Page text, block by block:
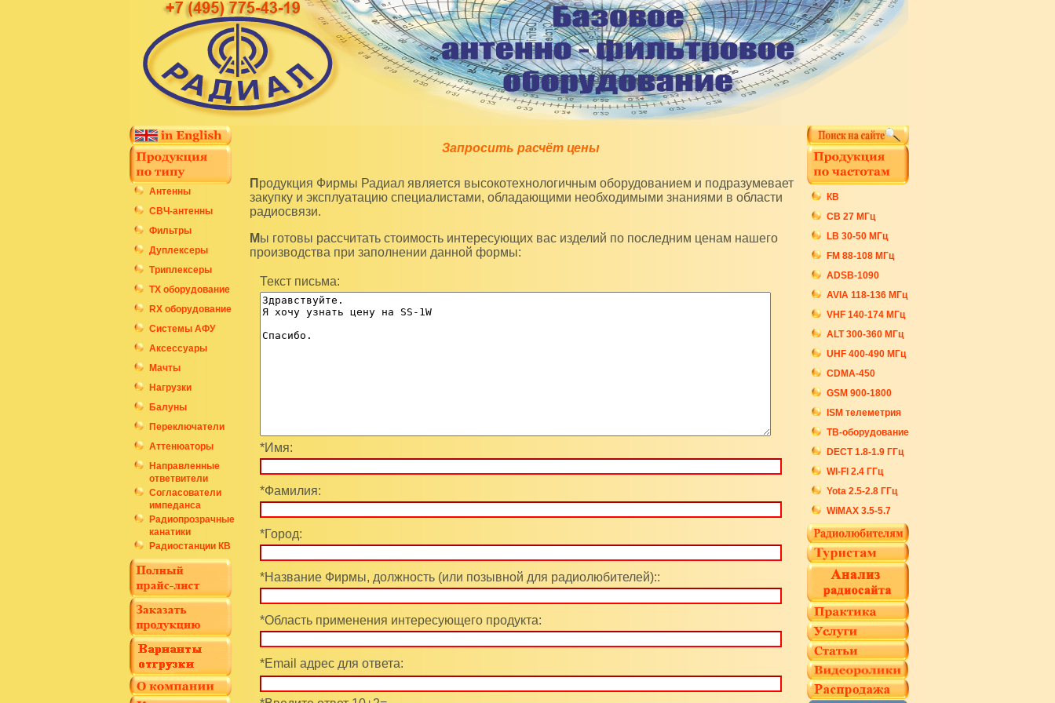
Антенны
СВЧ-антенны
Фильтры
Дуплексеры
Триплексеры
ТХ оборудование
RX оборудование
Системы АФУ
Аксессуары
Мачты
Нагрузки
Балуны
Переключатели
Аттенюаторы
Направленные
ответвители
Согласователи
импеданса
Радиопрозрачные
канатики
Радиостанции КВ
Запросить расчёт цены
Продукция Фирмы Радиал является высокотехнологичным оборудованием и подразумевает
закупку и эксплуатацию специалистами, обладающими необходимыми знаниями в области
радиосвязи.
Мы готовы рассчитать стоимость интересующих вас изделий по последним ценам нашего
производства при заполнении данной формы:
Текст письма:
*Имя:
*Фамилия:
*Город:
*Название Фирмы, должность (или позывной для радиолюбителей)::
*Область применения интересующего продукта:
*Email адрес для ответа:
КВ
СB 27 МГц
LB 30-50 МГц
FM 88-108 МГц
ADSB-1090
AVIA 118-136 МГц
VHF 140-174 МГц
ALT 300-360 МГц
UHF 400-490 МГц
CDMA-450
GSM 900-1800
ISM телеметрия
ТВ-оборудование
DECT 1.8-1.9 ГГц
WI-FI 2.4 ГГц
Yota 2.5-2.8 ГГц
WiMAX 3.5-5.7